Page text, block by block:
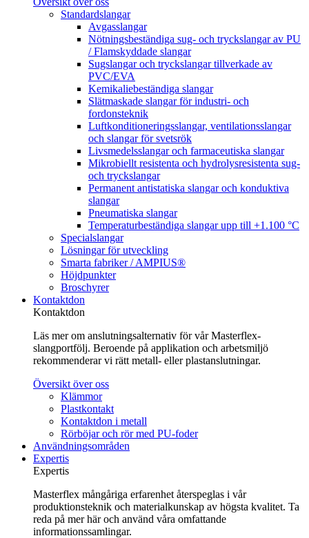
Standardslangar
Avgasslangar
Nötningsbeständiga sug- och tryckslangar av PU
/ Flamskyddade slangar
Sugslangar och tryckslangar tillverkade av
PVC/EVA
Kemikaliebeständiga slangar
Slätmaskade slangar för industri- och
fordonsteknik
Luftkonditioneringsslangar, ventilationsslangar
och slangar för svetsrök
Livsmedelsslangar och farmaceutiska slangar
Mikrobiellt resistenta och hydrolysresistenta sug-
och tryckslangar
Permanent antistatiska slangar och konduktiva
slangar
Pneumatiska slangar
Temperaturbeständiga slangar upp till +1.100 °C
Specialslangar
Lösningar för utveckling
Smarta fabriker / AMPIUS®
Höjdpunkter
Broschyrer
Kontaktdon
Kontaktdon
Läs mer om anslutningsalternativ för vår Masterflex-
slangportfölj. Beroende på applikation och arbetsmiljö
rekommenderar vi rätt metall- eller plastanslutningar.
Översikt över oss
Klämmor
Plastkontakt
Kontaktdon i metall
Rörböjar och rör med PU-foder
Användningsområden
Expertis
Expertis
Masterflex mångåriga erfarenhet återspeglas i vår
produktionsteknik och materialkunskap av högsta kvalitet. Ta
reda på mer här och använd våra omfattande
informationssamlingar.